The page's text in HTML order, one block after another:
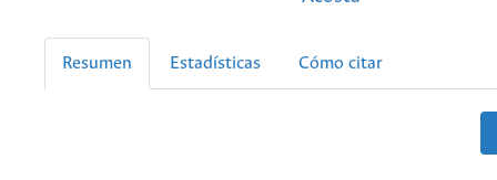
Resumen Estadísticas Cómo citar